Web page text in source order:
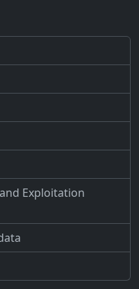
Exploitation